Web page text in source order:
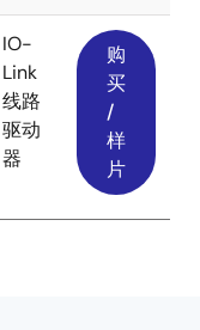
IO-
Link
线路
驱动
器
购
买
/
样
片